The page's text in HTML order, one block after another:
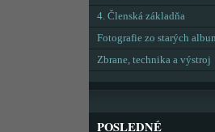
4. Členská základňa
Fotografie zo starých
Zbrane, technika a výstroj
POSLEDNÉ